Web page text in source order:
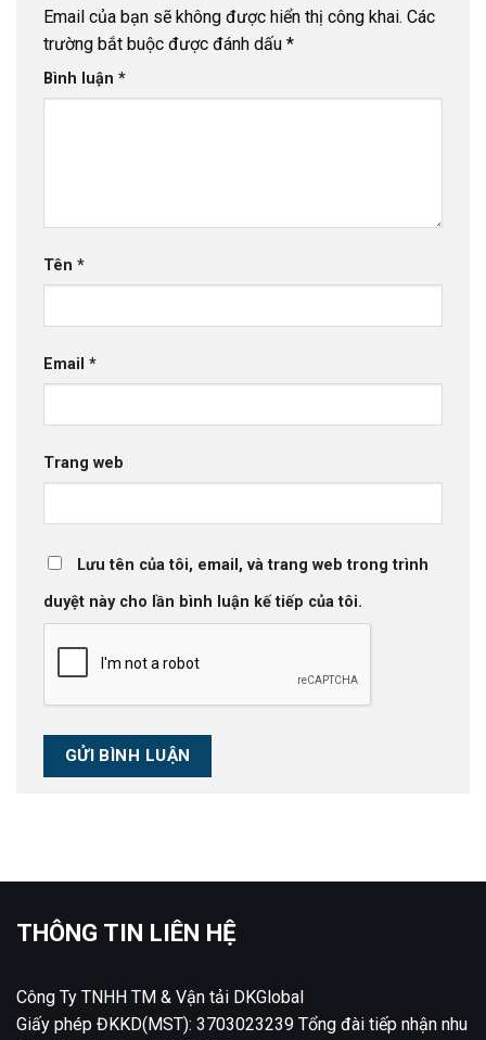
Email của bạn sẽ không được hiển thị công khai. Các
trường bắt buộc được đánh dấu *
Bình luận *
Tên *
Email *
Trang web
Lưu tên của tôi, email, và trang web trong trình
duyệt này cho lần bình luận kế tiếp của tôi.
THÔNG TIN LIÊN HỆ
Công Ty TNHH TM & Vận tải DKGlobal
Giấy phép ĐKKD(MST): 3703023239 Tổng đài tiếp nhận nhu